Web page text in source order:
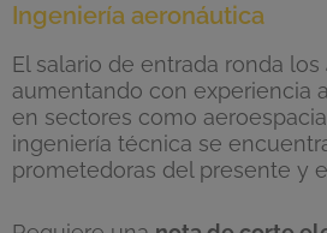
Ingeniería aeronáutica
El salario de entrada ronda los
aumentando con experiencia a
en sectores como
ingeniería técnica se
prometedoras del presente y